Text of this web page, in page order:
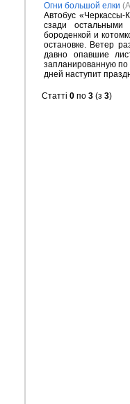
Огни большой елки
Автобус
сзади остальными
бороденкой и
остановке. Ветер
давно опавшие
запланированную по
дней наступит
Статті 0 по 3 (з 3)